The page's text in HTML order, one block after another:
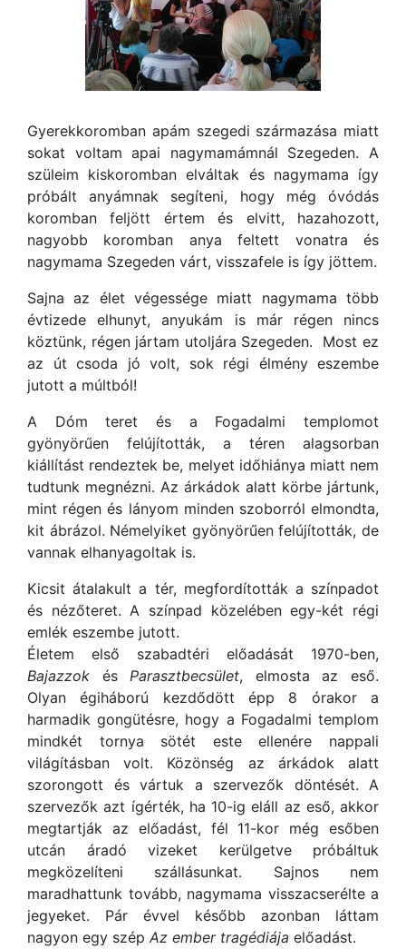
Gyerekkoromban apám szegedi származása miatt
sokat voltam apai nagymamámnál Szegeden. A
szüleim kiskoromban elváltak és nagymama így
próbált anyámnak segíteni, hogy még óvódás
koromban feljött értem és elvitt, hazahozott,
nagyobb koromban anya feltett vonatra és
nagymama Szegeden várt, visszafele is így jöttem.
Sajna az élet végessége miatt nagymama több
évtizede elhunyt, anyukám is már régen nincs
köztünk, régen jártam utoljára Szegeden. Most ez
az út csoda jó volt, sok régi élmény eszembe
jutott a múltból!
A Dóm teret és a Fogadalmi templomot
gyönyörűen felújították, a téren alagsorban
kiállítást rendeztek be, melyet időhiánya miatt nem
tudtunk megnézni. Az árkádok alatt körbe jártunk,
mint régen és lányom minden szoborról elmondta,
kit ábrázol. Némelyiket gyönyörűen felújították, de
vannak elhanyagoltak is.
Kicsit átalakult a tér, megfordították a színpadot
és nézőteret. A színpad közelében egy-két régi
emlék eszembe jutott.
Életem első szabadtéri előadását 1970-ben,
Bajazzok ésParasztbecsület, elmosta az eső.
Olyan égiháború kezdődött épp 8 órakor a
harmadik gongütésre, hogy a Fogadalmi templom
mindkét tornya sötét este ellenére nappali
világításban volt. Közönség az árkádok alatt
szorongott és vártuk a szervezők döntését. A
szervezők azt ígérték, ha 10-ig eláll az eső, akkor
megtartják az előadást, fél 11-kor még esőben
utcán áradó vizeket kerülgetve próbáltuk
megközelíteni szállásunkat. Sajnos nem
maradhattunk tovább, nagymama visszacserélte a
jegyeket. Pár évvel később azonban láttam
nagyon egy szép Az ember tragédiája előadást.